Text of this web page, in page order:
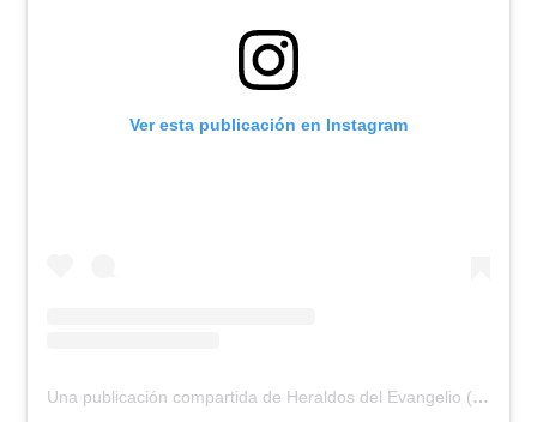
Ver esta publicación en Instagram
Una publicación compartida de Heraldos del Evangelio (@heraldos.delevangelio)